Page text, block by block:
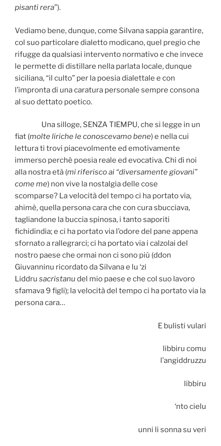
pisanti rera”).
Vediamo bene, dunque, come Silvana sappia garantire,
col suo particolare dialetto modicano, quel pregio che
rifugge da qualsiasi intervento normativo e che invece
le permette di distillare nella parlata locale, dunque
siciliana, “il culto” per la poesia dialettale e con
l’impronta di una caratura personale sempre consona
al suo dettato poetico.
Una silloge, SENZA TIEMPU, che si legge in un
fiat (molte liriche le conoscevamo bene) e nella cui
lettura ti trovi piacevolmente ed emotivamente
immerso perchè poesia reale ed evocativa. Chi di noi
alla nostra età (mi riferisco ai “diversamente giovani”
come me) non vive la nostalgia delle cose
scomparse? La velocità del tempo ci ha portato via,
ahimè, quella persona cara che con cura sbucciava,
tagliandone la buccia spinosa, i tanto saporiti
fichidindia; e ci ha portato via l’odore del pane appena
sfornato a rallegrarci; ci ha portato via i calzolai del
nostro paese che ormai non ci sono più (ddon
Giuvanninu ricordato da Silvana e lu ‘zi
Liddru sacristanu del mio paese e che col suo lavoro
sfamava 9 figli); la velocità del tempo ci ha portato via la
persona cara…
E bulisti vulari
libbiru comu
l’angiddruzzu
libbiru
‘nto cielu
unni li sonna su veri